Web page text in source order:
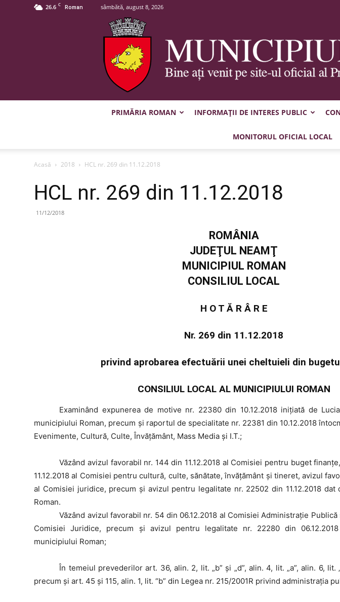
26.6 C Roman sâmbătă, august 8, 2026
PRIMĂRIA ROMAN INFORMAȚII DE INTERES PUBLIC
MONITORUL OFICIAL LOCAL
Acasă 2018 HCL nr. 269 din 11.12.2018
HCL nr. 269 din 11.12.2018
11/12/2018
ROMÂNIA
JUDEŢUL NEAMŢ
MUNICIPIUL ROMAN
CONSILIUL LOCAL
H O T Ă R Â R E
Nr. 269 din 11.12.2018
privind aprobarea efectuării unei cheltuieli din
CONSILIUL LOCAL AL MUNICIPIULUI ROMAN
Examinând expunerea de motive nr. 22380 din 10.12.2018 iniţiată de
municipiului Roman, precum şi raportul de specialitate nr. 22381 din 10.12.2018
Evenimente, Cultură, Culte, Învățământ, Mass Media și I.T.;
Văzând avizul favorabil nr. 144 din 11.12.2018 al Comisiei pentru buget
11.12.2018 al Comisiei pentru cultură, culte, sănătate, învăţământ şi tineret, avizul
al Comisiei juridice, precum şi avizul pentru legalitate nr. 22502 din 11.12.2018
Roman.
Văzând avizul favorabil nr. 54 din 06.12.2018 al Comisiei Administraţie Publică
Comisiei Juridice, precum şi avizul pentru legalitate nr. 22280 din
municipiului Roman;
În temeiul prevederilor art. 36, alin. 2, lit. „b” și „d”, alin. 4, lit. „a”, alin. 6, lit.
precum şi art. 45 şi 115, alin. 1, lit. “b” din Legea nr. 215/2001R privind administraţia